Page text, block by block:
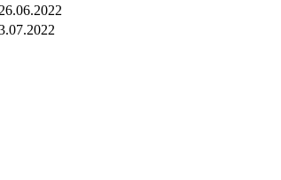
26.06.2022